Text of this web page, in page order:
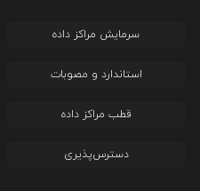
سرمایش مراکز داده
استاندارد و مصوبات
قطب مراکز داده
دسترس‌پذیری